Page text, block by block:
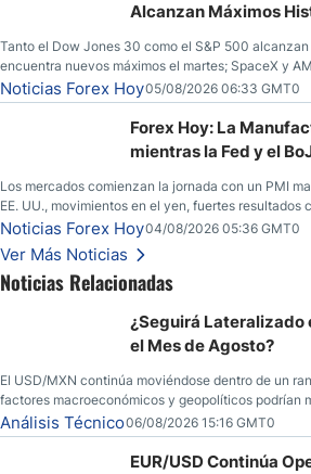
Alcanzan Máximos
Tanto el Dow Jones 30 como el S&P 500
encuentra nuevos máximos el martes; SpaceX y
llamadas de ganancias; el petróleo crudo cae por
esperanzas; el dólar estadounidense continúa
yen; el peso mexicano ve un repunte a medida
Noticias Forex Hoy05/08/2026 06:33 GMT0
Forex Hoy: La
mientras la Fed y el
Los mercados comienzan la jornada con un PMI
EE. UU., movimientos en el yen, fuertes resultados
seguridad en Bitcoin y nuevas señales desde el
Noticias Forex Hoy04/08/2026 05:36 GMT0
Ver Más Noticias
Noticias Relacionadas
¿Seguirá Lateralizado
el Mes de Agosto?
El USD/MXN continúa moviéndose dentro de un
factores macroeconómicos y geopolíticos podrían
dominado al mercado en las últimas semanas.
Análisis Técnico06/08/2026 15:16 GMT0
EUR/USD Continúa